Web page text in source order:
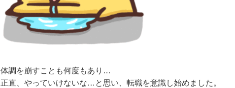
体調を崩すことも何度もあり…
正直、やっていけないな…と思い、転職を意識し始めました。